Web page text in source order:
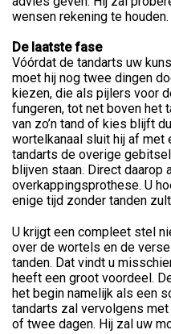
wensen rekening te houden.
De laatste fase
Vóórdat de tandarts uw
moet hij nog twee dingen
kiezen, die als pijlers voor
fungeren, tot net boven het
van zo’n tand of kies blijft
wortelkanaal sluit hij af met
tandarts de overige
blijven staan. Direct daarop
overkappingsprothese. U
enige tijd zonder tanden
U krijgt een compleet stel
over de wortels en de
tanden. Dat vindt u
heeft een groot voordeel.
het begin namelijk als een
tandarts zal vervolgens
of twee dagen. Hij zal uw